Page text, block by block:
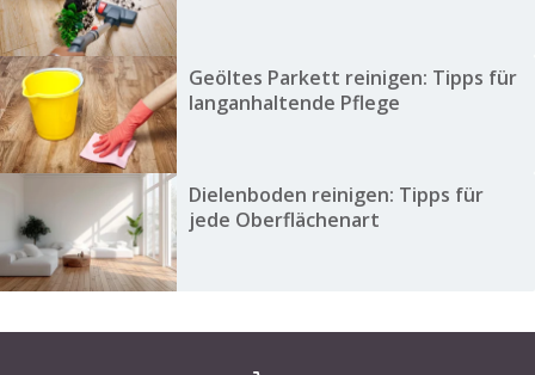
Geöltes Parkett reinigen: Tipps für
langanhaltende Pflege
Dielenboden reinigen: Tipps für
jede Oberflächenart